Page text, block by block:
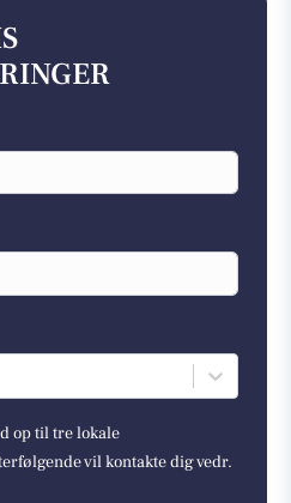
op til tre lokale
vil kontakte dig vedr.